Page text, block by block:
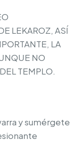
LEKAROZ, ASÍ
LA
NO
TEMPLO.
y sumérgete